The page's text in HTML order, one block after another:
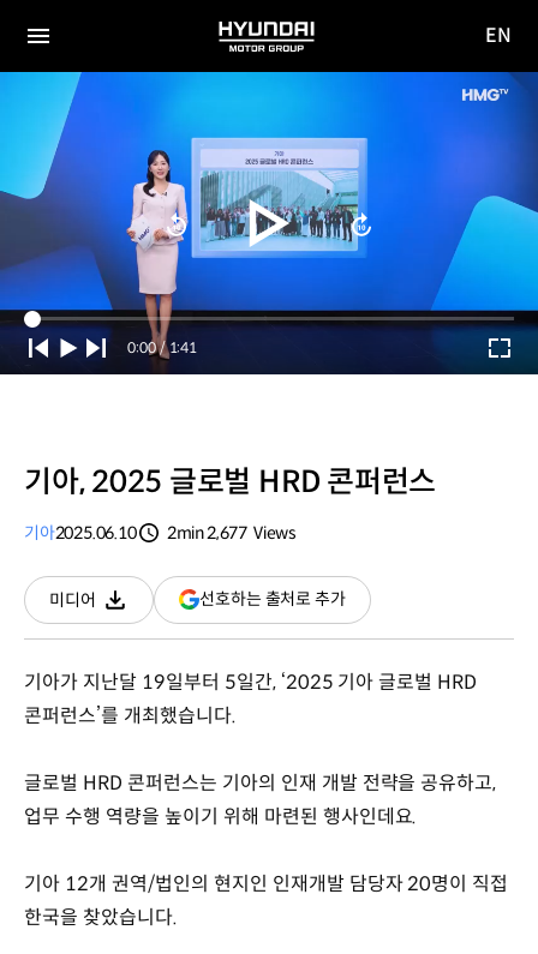
전체
HYUNDAI
MOTOR
사이
EN
Current
Time
0:00 / Duration
1:41
기아, 2025 글로벌 HRD 콘퍼런스
기아2025.06.10
2min2,677 Views
미디어
다운로드
선호하는 출처로 추가(새
창
기아가 지난달 19일부터 5일간, ‘2025 기아 글로벌 HRD
콘퍼런스’를 개최했습니다.
글로벌 HRD 콘퍼런스는 기아의 인재 개발 전략을 공유하고,
업무 수행 역량을 높이기 위해 마련된 행사인데요.
기아 12개 권역/법인의 현지인 인재개발 담당자 20명이 직접
한국을 찾았습니다.